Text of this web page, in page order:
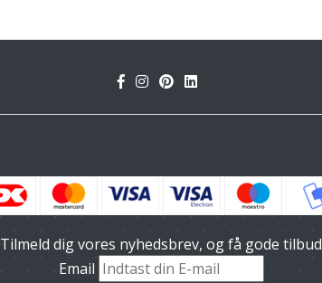
Tilmeld dig vores nyhedsbrev, og få gode tilbud
Email